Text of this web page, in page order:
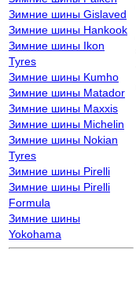
Зимние шины Gislaved
Зимние шины Hankook
Зимние шины Ikon
Tyres
Зимние шины Kumho
Зимние шины Matador
Зимние шины Maxxis
Зимние шины Michelin
Зимние шины Nokian
Tyres
Зимние шины Pirelli
Зимние шины Pirelli
Formula
Зимние шины
Yokohama